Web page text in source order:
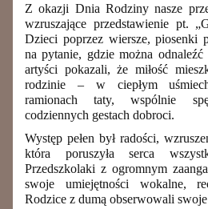
Z okazji Dnia Rodziny nasze
wzruszające przedstawienie pt.
Dzieci poprzez wiersze, piosenki
na pytanie, gdzie można
artyści pokazali, że miłość
rodzinie – w ciepłym
ramionach taty, wspólnie
codziennych gestach dobroci.
Występ pełen był radości,
która poruszyła serca
Przedszkolaki z ogromnym
swoje umiejętności wokalne,
Rodzice z dumą obserwowali